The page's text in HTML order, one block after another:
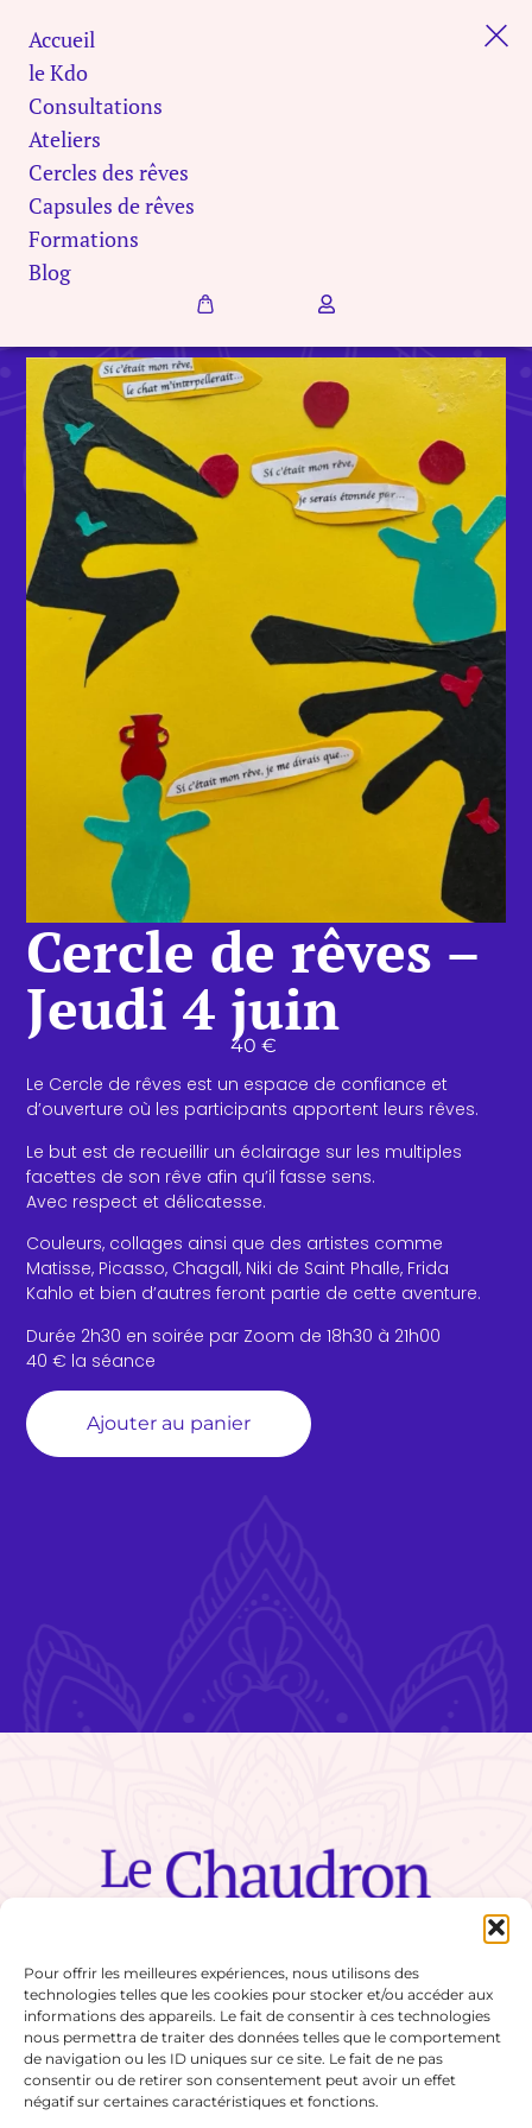
Pour offrir les meilleures expériences, nous utilisons des
technologies telles que les cookies pour stocker et/ou accéder aux
informations des appareils. Le fait de consentir à ces technologies
nous permettra de traiter des données telles que le comportement
de navigation ou les ID uniques sur ce site. Le fait de ne pas
consentir ou de retirer son consentement peut avoir un effet
négatif sur certaines caractéristiques et fonctions.
Le chaudron des rêves
Accueil
le Kdo
Consultations
Ateliers
Cercles des rêves
Capsules de rêves
Formations
Blog
Cercle de rêves –
Jeudi 4 juin
40€
Le Cercle de rêves est un espace de confiance et
d’ouverture où les participants apportent leurs rêves.
Le but est de recueillir un éclairage sur les multiples
facettes de son rêve afin qu’il fasse sens.
Avec respect et délicatesse.
Couleurs, collages ainsi que des artistes comme
Matisse, Picasso, Chagall, Niki de Saint Phalle, Frida
Kahlo et bien d’autres feront partie de cette aventure.
Durée 2h30 en soirée par Zoom de 18h30 à 21h00
40 € la séance
Ajouter au panier
Conditions généralesPolitique de cookies